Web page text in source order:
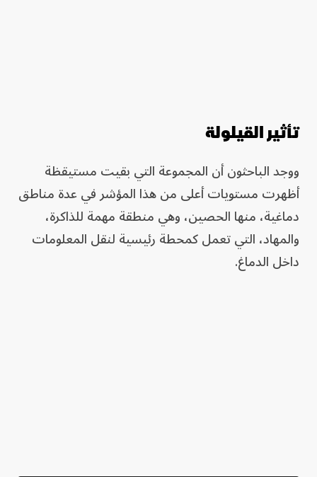
تأثير القيلولة
ووجد الباحثون أن المجموعة التي بقيت مستيقظة
أظهرت مستويات أعلى من هذا المؤشر في عدة مناطق
دماغية، منها الحصين، وهي منطقة مهمة للذاكرة،
والمهاد، التي تعمل كمحطة رئيسية لنقل المعلومات
داخل الدماغ.